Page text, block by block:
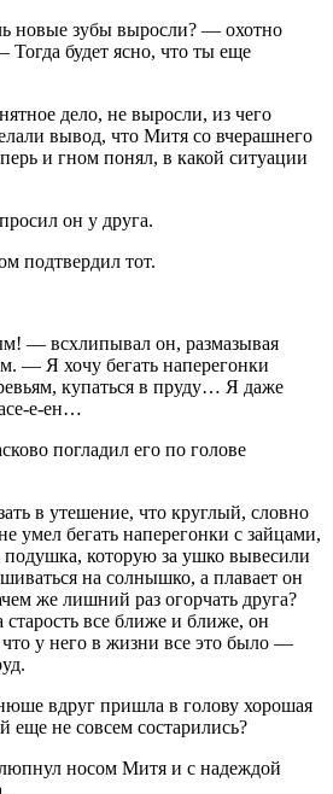
новые зубы выросли? — охотно
будет ясно, что ты еще
дело, не выросли, из чего
вывод, что Митя со вчерашнего
и гном понял, в какой ситуации
он у друга.
подтвердил тот.
— всхлипывал он, размазывая
— Я хочу бегать наперегонки
купаться в пруду… Я даже
е-ен…
погладил его по голове
в утешение, что круглый, словно
умел бегать наперегонки с зайцами,
подушка, которую за ушко вывесили
на солнышко, а плавает он
же лишний раз огорчать друга?
старость все ближе и ближе, он
что у него в жизни все это было —
вдруг пришла в голову хорошая
не совсем состарились?
носом Митя и с надеждой